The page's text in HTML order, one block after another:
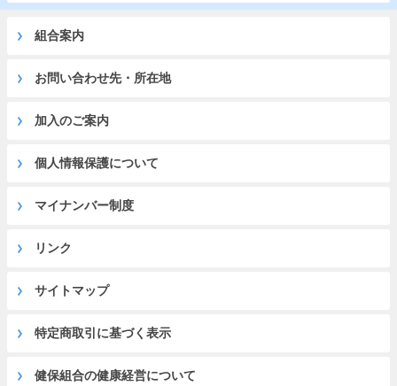
組合案内
お問い合わせ先・所在地
加入のご案内
個人情報保護について
マイナンバー制度
リンク
サイトマップ
特定商取引に基づく表示
健保組合の健康経営について